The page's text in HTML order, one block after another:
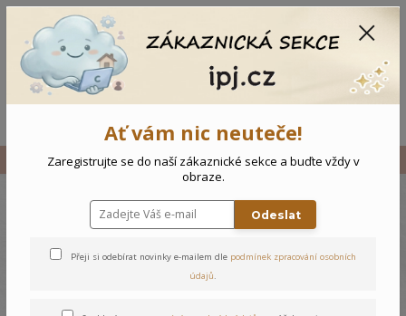
Vše Kojenecké body s čepičkou Ptáček
Kojenecké body s čepičkou
Ptáček
Ať vám nic neuteče!
Zaregistrujte se do naší zákaznické sekce a buďte vždy v
obraze.
Odeslat
Přeji si odebírat novinky e-mailem dle podmínek zpracování osobních
údajů.